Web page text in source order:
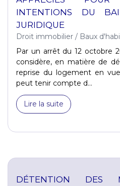
INTENTIONS DU
JURIDIQUE
Droit immobilier / Baux
Par un arrêt du 12 octobre
considère, en matière de
reprise du logement en
peut tenir compte d...
Lire la suite
DÉTENTION DES